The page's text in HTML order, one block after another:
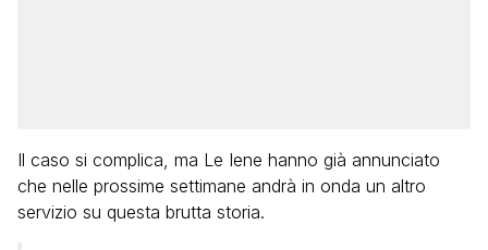
Il caso si complica, ma Le Iene hanno già annunciato
che nelle prossime settimane andrà in onda un altro
servizio su questa brutta storia.